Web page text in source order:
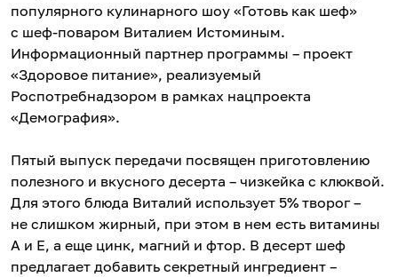
популярного кулинарного шоу «Готовь как шеф»
с шеф-поваром Виталием Истоминым.
Информационный партнер программы – проект
«Здоровое питание», реализуемый
Роспотребнадзором в рамках нацпроекта
«Демография».
Пятый выпуск передачи посвящен приготовлению
полезного и вкусного десерта – чизкейка с клюквой.
Для этого блюда Виталий использует 5% творог –
не слишком жирный, при этом в нем есть витамины
А и Е, а еще цинк, магний и фтор. В десерт шеф
предлагает добавить секретный ингредиент –